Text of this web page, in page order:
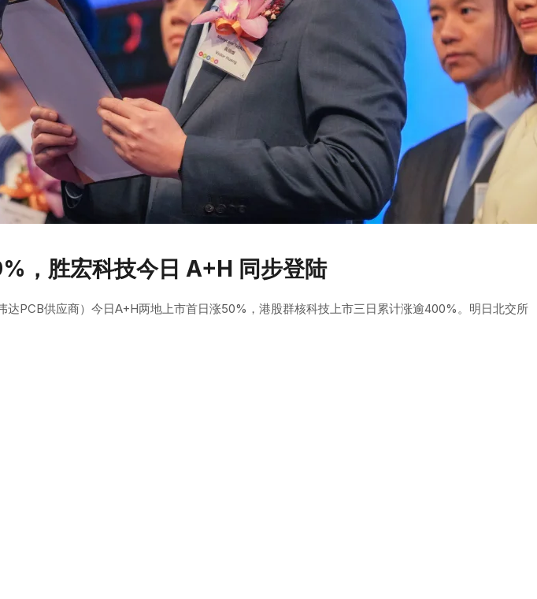
，胜宏科技今日 A+H 同步登陆
PCB供应商）今日A+H两地上市首日涨50%，港股群核科技上市三日累计涨逾400%。明日北交所